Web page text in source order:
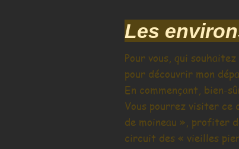
Les
Pour vous, qui
pour découvrir mon
En commençant, bien-
Vous pourrez visiter ce
de moineau », profiter
circuit des « vieilles